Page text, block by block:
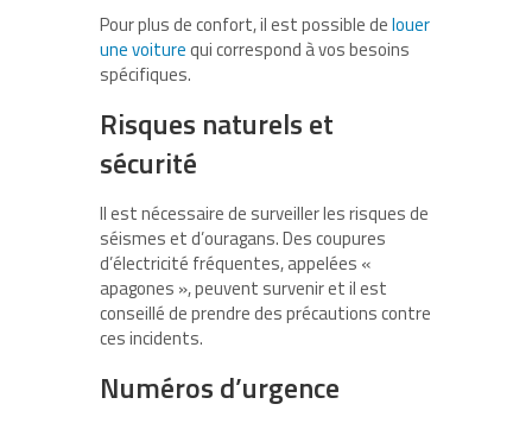
Pour plus de confort, il est possible delouer
une voiturequi correspond à vos besoins
spécifiques.
Risques naturels et
sécurité
Il est nécessaire de surveiller les risques de
séismes et d’ouragans. Des coupures
d’électricité fréquentes, appelées «
apagones », peuvent survenir et il est
conseillé de prendre des précautions contre
ces incidents.
Numéros d’urgence